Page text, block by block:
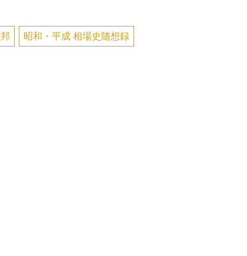
昭和・平成 相場史随想録